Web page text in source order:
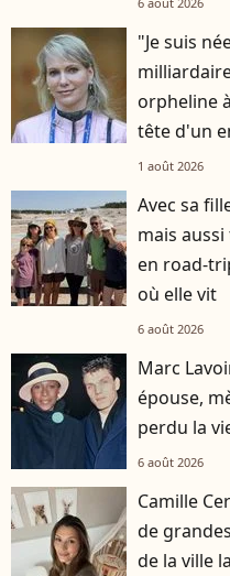
"Je suis
orpheline
tête d'un
1 août 2026
Avec sa
mais
en road-
où elle vit
6 août 2026
Marc
épouse,
perdu la
6 août 2026
Camille
de
de la ville